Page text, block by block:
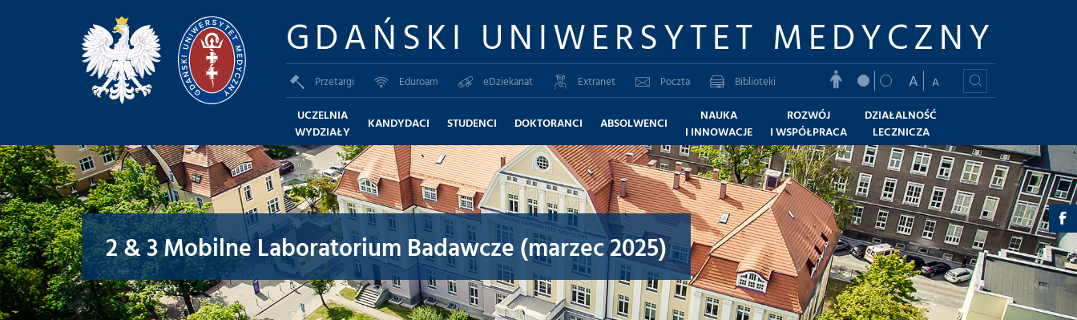
GDAŃSKI UNIWERSYTET MEDYCZNY
Przetargi Eduroam eDziekanat Extranet Poczta Biblioteki A
A
UCZELNIA
WYDZIAŁY
KANDYDACI STUDENCI DOKTORANCI ABSOLWENCI
NAUKA
I INNOWACJE
ROZWÓJ
I WSPÓŁPRACA
DZIAŁALNOŚĆ
LECZNICZA
-
2 & 3 Mobilne Laboratorium Badawcze (marzec 2025)